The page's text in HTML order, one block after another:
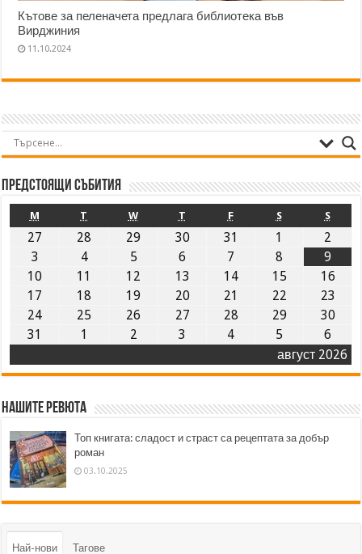
Кътове за пеленачета предлага библиотека във
Вирджиния
11.10.2024
Предстоящи събития
август 2026
M T W T F S S
27 28 29 30 31 1
2
3
4 5 6 7 8
9
10
11 12 13 14 15
16
17
18 19 20 21 22
23
24
25 26 27 28 29
30
31
1 2 3 4 5 6
Нашите ревюта
Топ книгата: сладост и страст са рецептата за добър
роман
03.10.2025
Най-нови Тагове